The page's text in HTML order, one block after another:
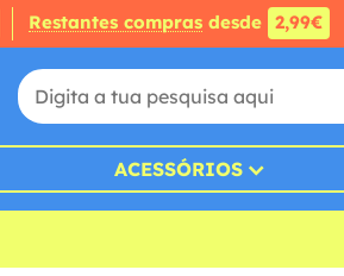
Restantes compras desde 2,99€
ACESSÓRIOS